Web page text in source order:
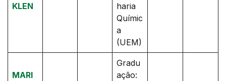
KLEN
haria
Químic
a
(UEM)
MARI
Gradu
ação: